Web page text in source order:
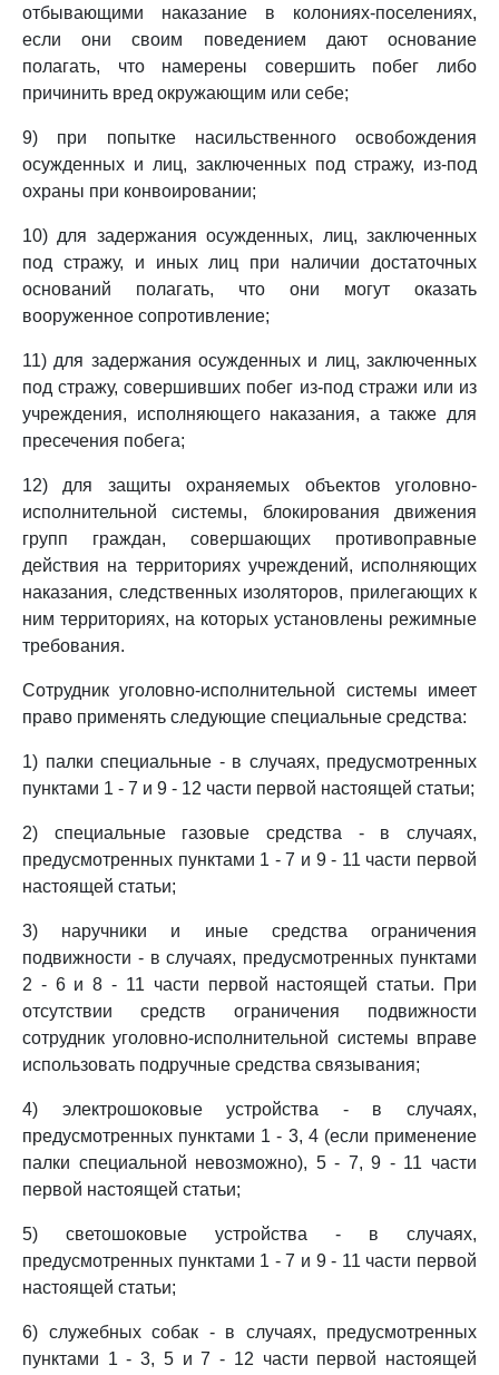
отбывающими наказание в колониях-поселениях,
если они своим поведением дают основание
полагать, что намерены совершить побег либо
причинить вред окружающим или себе;
9) при попытке насильственного освобождения
осужденных и лиц, заключенных под стражу, из-под
охраны при конвоировании;
10) для задержания осужденных, лиц, заключенных
под стражу, и иных лиц при наличии достаточных
оснований полагать, что они могут оказать
вооруженное сопротивление;
11) для задержания осужденных и лиц, заключенных
под стражу, совершивших побег из-под стражи или из
учреждения, исполняющего наказания, а также для
пресечения побега;
12) для защиты охраняемых объектов уголовно-
исполнительной системы, блокирования движения
групп граждан, совершающих противоправные
действия на территориях учреждений, исполняющих
наказания, следственных изоляторов, прилегающих к
ним территориях, на которых установлены режимные
требования.
Сотрудник уголовно-исполнительной системы имеет
право применять следующие специальные средства:
1) палки специальные - в случаях, предусмотренных
пунктами 1 - 7 и 9 - 12 части первой настоящей статьи;
2) специальные газовые средства - в случаях,
предусмотренных пунктами 1 - 7 и 9 - 11 части первой
настоящей статьи;
3) наручники и иные средства ограничения
подвижности - в случаях, предусмотренных пунктами
2 - 6 и 8 - 11 части первой настоящей статьи. При
отсутствии средств ограничения подвижности
сотрудник уголовно-исполнительной системы вправе
использовать подручные средства связывания;
4) электрошоковые устройства - в случаях,
предусмотренных пунктами 1 - 3, 4 (если применение
палки специальной невозможно), 5 - 7, 9 - 11 части
первой настоящей статьи;
5) светошоковые устройства - в случаях,
предусмотренных пунктами 1 - 7 и 9 - 11 части первой
настоящей статьи;
6) служебных собак - в случаях, предусмотренных
пунктами 1 - 3, 5 и 7 - 12 части первой настоящей